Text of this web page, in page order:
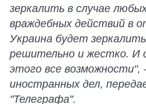
зеркалить в случае
враждебных действий в
Украина будет
решительно и жестко. И
этого все
иностранных дел,
"Телеграфа".